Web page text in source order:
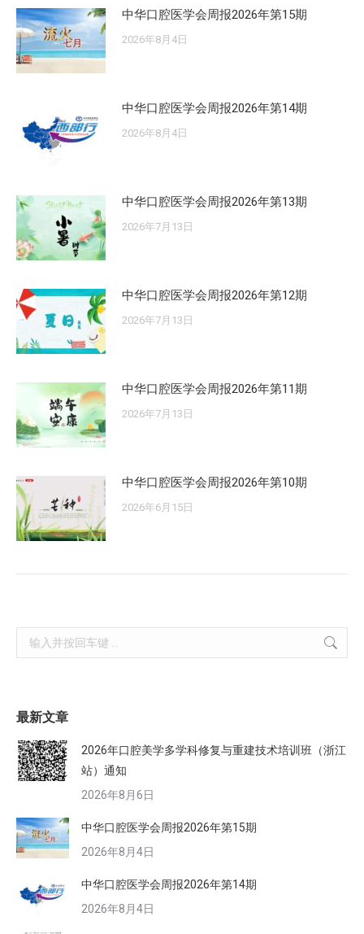
中华口腔医学会周报2026年第15期
2026年8月4日
中华口腔医学会周报2026年第14期
2026年8月4日
中华口腔医学会周报2026年第13期
2026年7月13日
中华口腔医学会周报2026年第12期
2026年7月13日
中华口腔医学会周报2026年第11期
2026年7月13日
中华口腔医学会周报2026年第10期
2026年6月15日
Search:
最新文章
2026年口腔美学多学科修复与重建技术培训班（浙江
站）通知
2026年8月6日
中华口腔医学会周报2026年第15期
2026年8月4日
中华口腔医学会周报2026年第14期
2026年8月4日